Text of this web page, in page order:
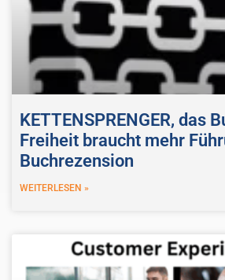
KETTENSPRENGER, das
Freiheit braucht mehr
Buchrezension
WEITERLESEN »